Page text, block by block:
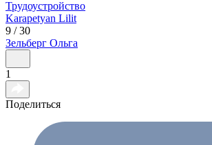
Трудоустройство
Karapetyan Lilit
9 / 30
Зельберг Ольга
1
Поделиться